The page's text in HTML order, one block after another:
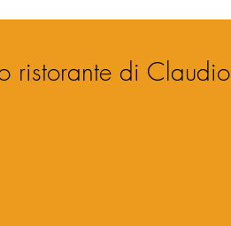
ristorante di Claudio